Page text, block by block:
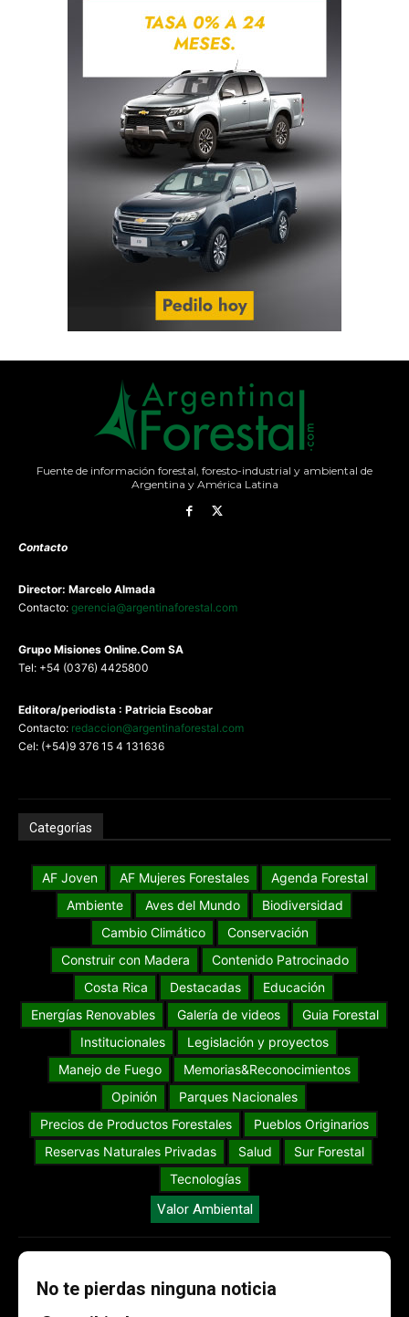
Fuente de información forestal, foresto-industrial y ambiental de
Argentina y América Latina
Contacto
Director: Marcelo Almada
Contacto: gerencia@argentinaforestal.com
Grupo Misiones Online.Com SA
Tel: +54 (0376) 4425800
Editora/periodista : Patricia Escobar
Contacto: redaccion@argentinaforestal.com
Cel: (+54)9 376 15 4 131636
Categorías
AF Joven AF Mujeres Forestales
Agenda Forestal
Ambiente
Aves del Mundo
Biodiversidad
Cambio Climático
Conservación
Construir con Madera
Contenido Patrocinado
Costa Rica
Destacadas
Educación
Energías Renovables
Galería de videos
Guia Forestal
Institucionales
Legislación y proyectos
Manejo de Fuego
Memorias&Reconocimientos
Opinión
Parques Nacionales
Precios de Productos Forestales
Pueblos Originarios
Reservas Naturales Privadas
Salud
Sur Forestal
Tecnologías
Valor Ambiental
No te pierdas ninguna noticia